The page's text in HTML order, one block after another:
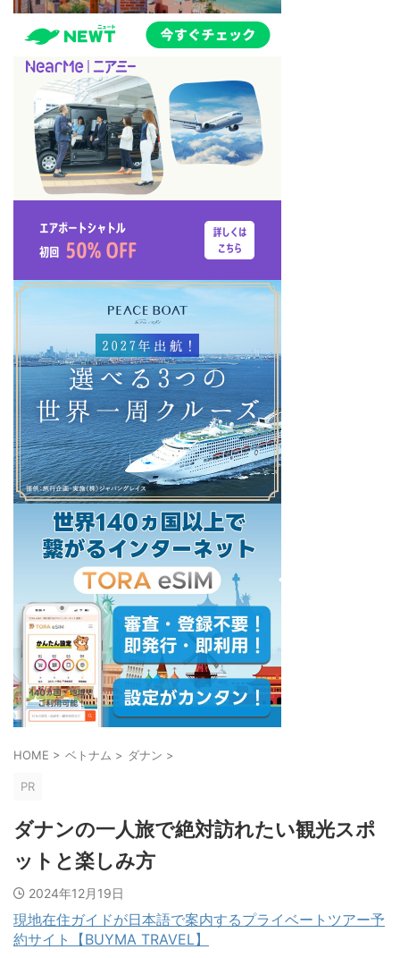
HOME > ベトナム > ダナン >
PR
ダナンの一人旅で絶対訪れたい観光スポ
ットと楽しみ方
2024年12月19日
現地在住ガイドが日本語で案内するプライベートツアー予
約サイト【BUYMA TRAVEL】